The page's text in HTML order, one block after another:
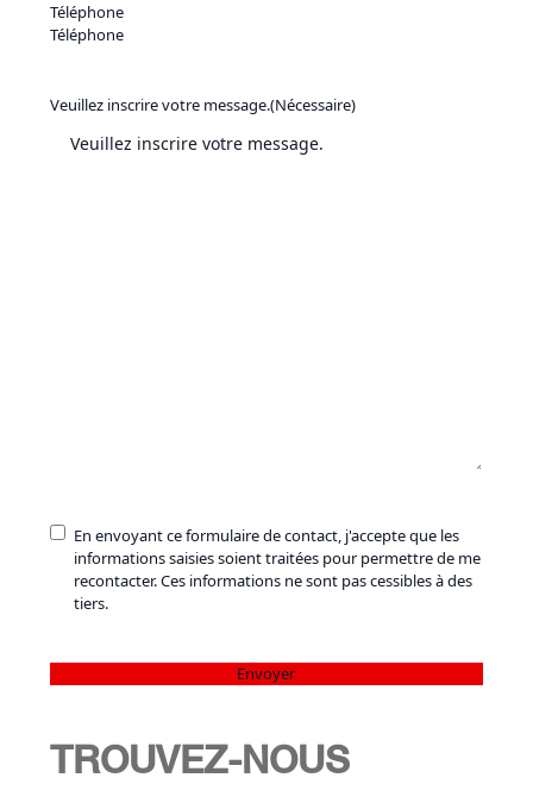
Téléphone
Veuillez inscrire votre message.(Nécessaire)
RGPD
(Nécessaire)
En envoyant ce formulaire de contact, j'accepte que les
informations saisies soient traitées pour permettre de me
recontacter. Ces informations ne sont pas cessibles à des
tiers.
TROUVEZ-NOUS